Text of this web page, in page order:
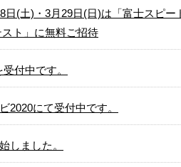
(土)・3月29日(日)は「富士スピー
ト」に無料ご招待
付中です。
2020にて受付中です。
しました。